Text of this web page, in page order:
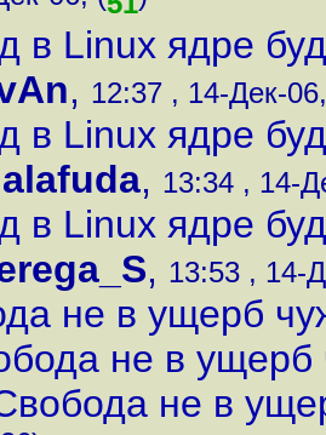
в Linux ядре
, 12:37 , 14-Дек-
в Linux ядре
, 13:34 , 14-
в Linux ядре
, 13:53 , 14-
не в ущерб
не в
не в